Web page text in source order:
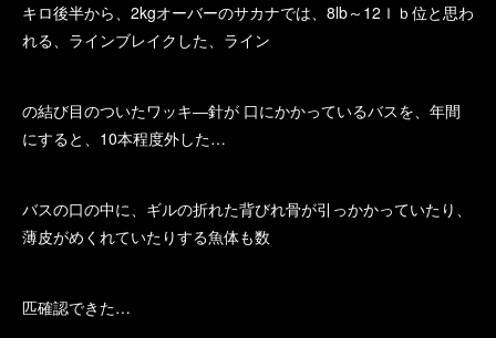
キロ後半から、2kgオーバーのサカナでは、8lb～12ｌｂ位と思わ
れる、ラインブレイクした、ライン
の結び目のついたワッキ―針が 口にかかっているバスを、年間
にすると、10本程度外した…
バスの口の中に、ギルの折れた背びれ骨が引っかかっていたり、
薄皮がめくれていたりする魚体も数
匹確認できた…